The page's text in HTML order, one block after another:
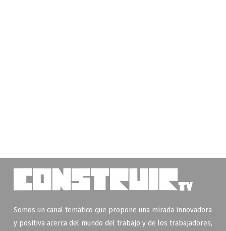
Somos un canal temático que propone una mirada innovadora
y positiva acerca del mundo del trabajo y de los trabajadores,